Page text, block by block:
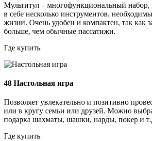
Мультитул – многофункциональный набор,
в себе несколько инструментов,
жизни. Очень удобен и компактен, так как
больше, чем обычные пассатижи.
Где купить
48 Настольная игра
Позволяет увлекательно и позитивно
или в кругу семьи или друзей. Можно
подарка шахматы, шашки, нарды, покер и
Где купить